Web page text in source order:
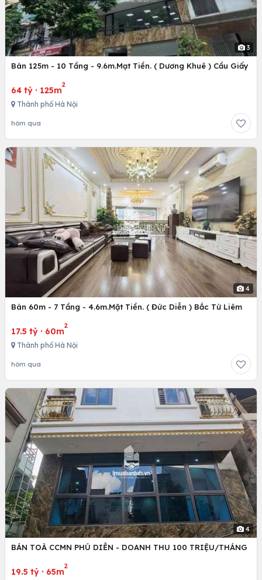
3
Bán 125m - 10 Tầng - 9.6m.Mạt Tiền. ( Dương Khuê ) Cầu Giấy
64 tỷ · 125m
2
Thành phố Hà Nội
hôm qua
4
Bán 60m - 7 Tầng - 4.6m.Mặt Tiền. ( Đức Diễn ) Bắc Từ Liêm
17.5 tỷ · 60m
2
Thành phố Hà Nội
hôm qua
4
BÁN TOÀ CCMN PHÚ DIỄN - DOANH THU 100 TRIỆU/THÁNG
19.5 tỷ · 65m
2